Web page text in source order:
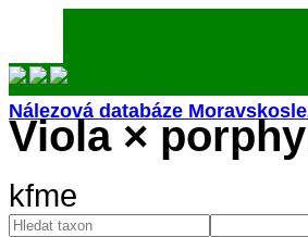
Nálezová databáze
Přihlásit
Viola ×
kfme